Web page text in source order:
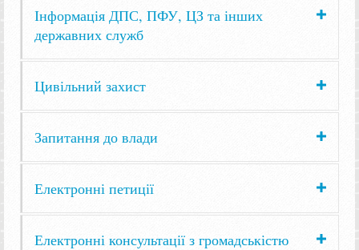
Інформація ДПС, ПФУ, ЦЗ та інших
державних служб
Цивільний захист
Запитання до влади
Електронні петиції
Електронні консультації з громадськістю